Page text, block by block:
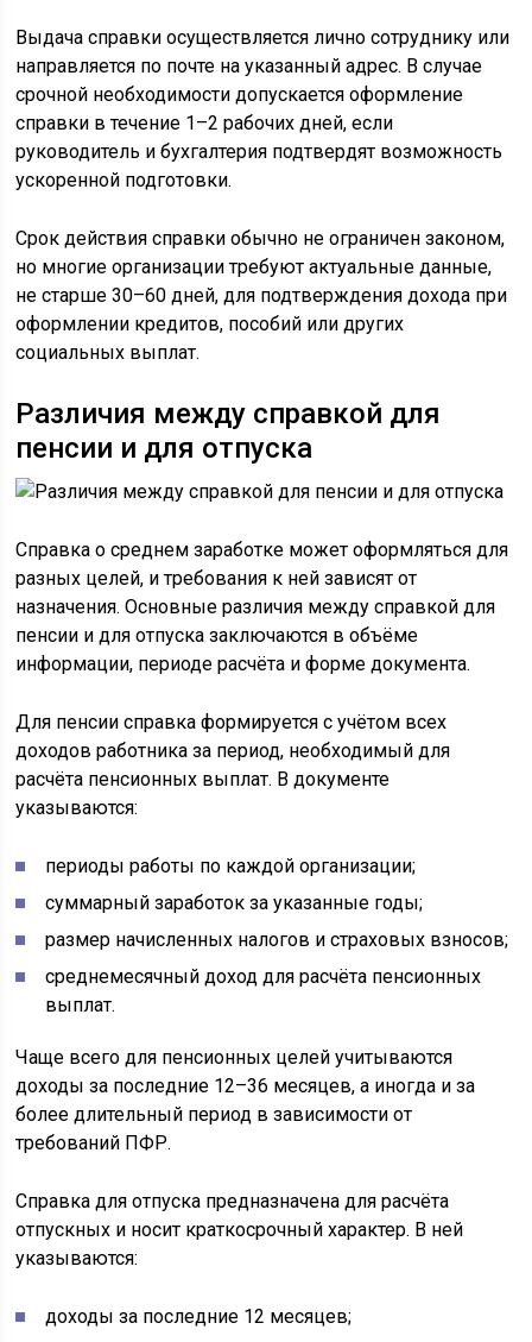
Выдача справки осуществляется лично сотруднику или
направляется по почте на указанный адрес. В случае
срочной необходимости допускается оформление
справки в течение 1–2 рабочих дней, если
руководитель и бухгалтерия подтвердят возможность
ускоренной подготовки.
Срок действия справки обычно не ограничен законом,
но многие организации требуют актуальные данные,
не старше 30–60 дней, для подтверждения дохода при
оформлении кредитов, пособий или других
социальных выплат.
Различия между справкой для
пенсии и для отпуска
Справка о среднем заработке может оформляться для
разных целей, и требования к ней зависят от
назначения. Основные различия между справкой для
пенсии и для отпуска заключаются в объёме
информации, периоде расчёта и форме документа.
Для пенсии справка формируется с учётом всех
доходов работника за период, необходимый для
расчёта пенсионных выплат. В документе
указываются:
периоды работы по каждой организации;
суммарный заработок за указанные годы;
размер начисленных налогов и страховых взносов;
среднемесячный доход для расчёта пенсионных
выплат.
Чаще всего для пенсионных целей учитываются
доходы за последние 12–36 месяцев, а иногда и за
более длительный период в зависимости от
требований ПФР.
Справка для отпуска предназначена для расчёта
отпускных и носит краткосрочный характер. В ней
указываются:
доходы за последние 12 месяцев;